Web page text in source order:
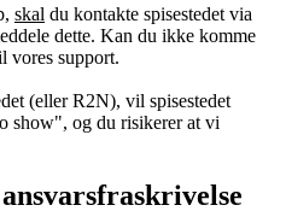
skal du kontakte spisestedet via
dette. Kan du ikke komme
vores support.
(eller R2N), vil spisestedet
show", og du risikerer at vi